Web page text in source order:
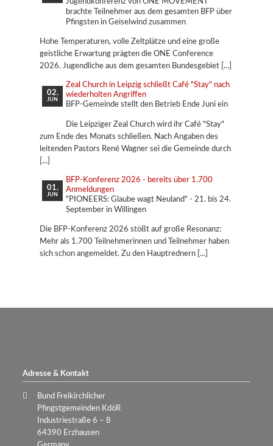
brachte Teilnehmer aus dem gesamten BFP über
Pfingsten in Geiselwind zusammen
Hohe Temperaturen, volle Zeltplätze und eine große
geistliche Erwartung prägten die ONE Conference
2026. Jugendliche aus dem gesamten Bundesgebiet
02.
JUN
Zeal Church in Leipzig schließt Café "Stay" nach
wiederholten Angriffen
BFP-Gemeinde stellt den Betrieb Ende Juni ein
Die Leipziger Zeal Church wird ihr Café "Stay"
zum Ende des Monats schließen. Nach Angaben des
leitenden Pastors René Wagner sei die Gemeinde durch
01.
JUN
BFP-Konferenz 2026 - bereits über 1.700
Anmeldungen
"PIONEERS: Glaube wagt Neuland" - 21. bis 24.
September in Willingen
Die BFP-Konferenz 2026 stößt auf große Resonanz:
Mehr als 1.700 Teilnehmerinnen und Teilnehmer haben
sich schon angemeldet. Zu den Hauptrednern
Adresse & Kontakt
Bund Freikirchlicher
Pfingstgemeinden KdöR
Industriestraße 6 – 8
64390 Erzhausen